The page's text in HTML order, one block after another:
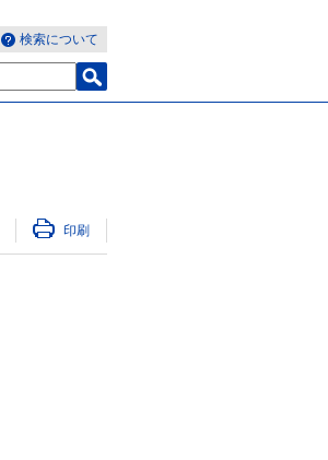
検索について
印刷